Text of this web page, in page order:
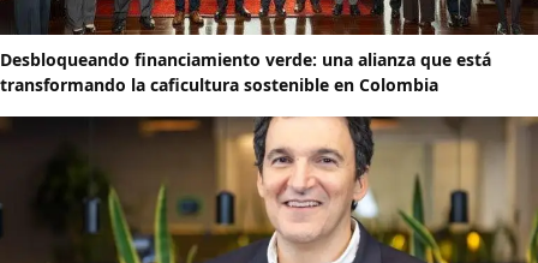
Desbloqueando financiamiento verde: una alianza que está
transformando la caficultura sostenible en Colombia